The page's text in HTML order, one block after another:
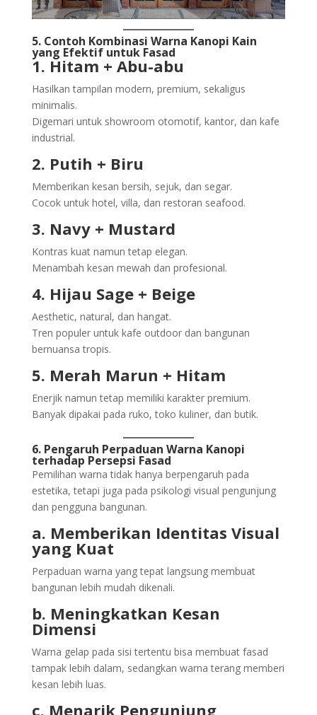
5. Contoh Kombinasi Warna Kanopi Kain
yang Efektif untuk Fasad
1. Hitam + Abu-abu
Hasilkan tampilan modern, premium, sekaligus
minimalis.
Digemari untuk showroom otomotif, kantor, dan kafe
industrial.
2. Putih + Biru
Memberikan kesan bersih, sejuk, dan segar.
Cocok untuk hotel, villa, dan restoran seafood.
3. Navy + Mustard
Kontras kuat namun tetap elegan.
Menambah kesan mewah dan profesional.
4. Hijau Sage + Beige
Aesthetic, natural, dan hangat.
Tren populer untuk kafe outdoor dan bangunan
bernuansa tropis.
5. Merah Marun + Hitam
Enerjik namun tetap memiliki karakter premium.
Banyak dipakai pada ruko, toko kuliner, dan butik.
6. Pengaruh Perpaduan Warna Kanopi
terhadap Persepsi Fasad
Pemilihan warna tidak hanya berpengaruh pada
estetika, tetapi juga pada psikologi visual pengunjung
dan pengguna bangunan.
a. Memberikan Identitas Visual
yang Kuat
Perpaduan warna yang tepat langsung membuat
bangunan lebih mudah dikenali.
b. Meningkatkan Kesan
Dimensi
Warna gelap pada sisi tertentu bisa membuat fasad
tampak lebih dalam, sedangkan warna terang memberi
kesan lebih luas.
c. Menarik Pengunjung